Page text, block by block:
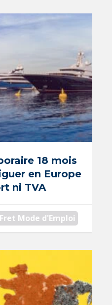
18 mois
en Europe
ni TVA
Fret Mode d'Emploi